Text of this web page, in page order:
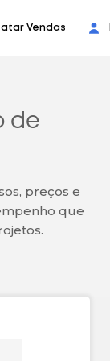
Vendas
de
preços e
que